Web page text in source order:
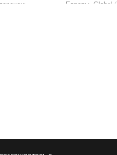
Европы. Global